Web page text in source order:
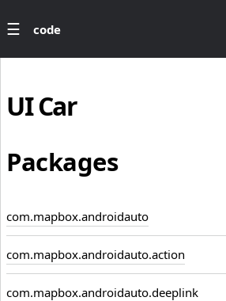
code
UICar
Packages
com.mapbox.androidauto
com.mapbox.androidauto.action
com.mapbox.androidauto.deeplink